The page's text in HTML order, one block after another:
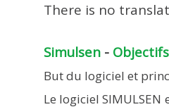
There is no
Simulsen - Objectifs
But du logiciel et
Le logiciel